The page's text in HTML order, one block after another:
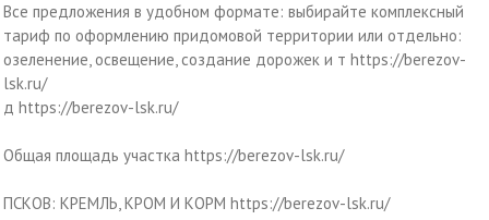
Все предложения в удобном формате: выбирайте комплексный
тариф по оформлению придомовой территории или отдельно:
озеленение, освещение, создание дорожек и т https://berezov-
lsk.ru/
д https://berezov-lsk.ru/
Общая площадь участка https://berezov-lsk.ru/
ПСКОВ: КРЕМЛЬ, КРОМ И КОРМ https://berezov-lsk.ru/